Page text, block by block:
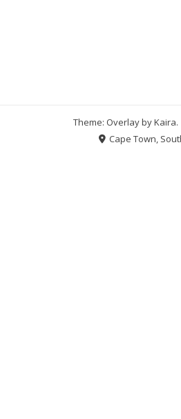
Theme: Overlay byKaira.
Cape Town,